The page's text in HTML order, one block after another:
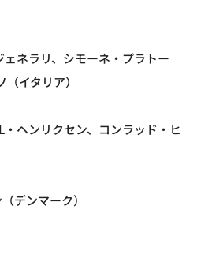
ェネラリ、シモーネ・プラトー
イタリア）
ヘンリクセン、コンラッド・ヒ
デンマーク）